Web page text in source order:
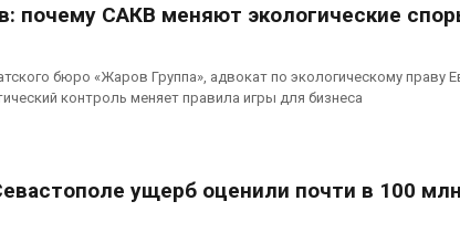
почему САКВ меняют экологические
бюро «Жаров Группа», адвокат по экологическому праву
контроль меняет правила игры для бизнеса
ущерб оценили почти в 100 млн